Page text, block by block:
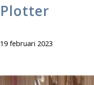
Plotter
19 februari 2023